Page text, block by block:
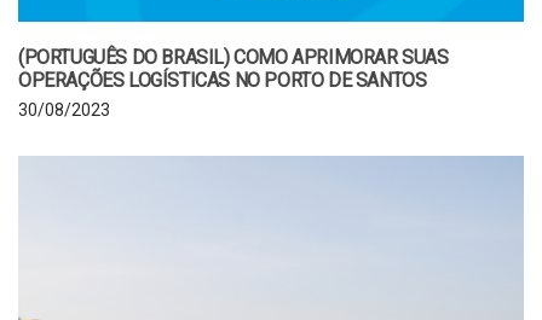
(PORTUGUÊS DO BRASIL) COMO APRIMORAR SUAS
OPERAÇÕES LOGÍSTICAS NO PORTO DE SANTOS
30/08/2023